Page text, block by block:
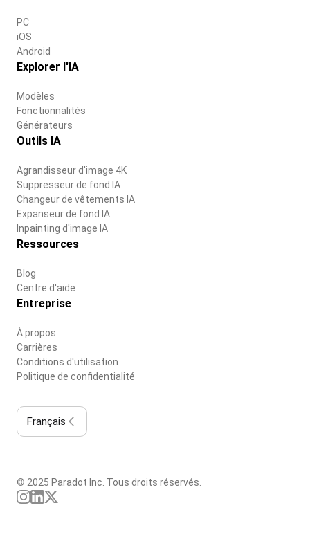
PC
iOS
Android
Explorer l'IA
Modèles
Fonctionnalités
Générateurs
Outils IA
Agrandisseur d'image 4K
Suppresseur de fond IA
Changeur de vêtements IA
Expanseur de fond IA
Inpainting d'image IA
Ressources
Blog
Centre d'aide
Entreprise
À propos
Carrières
Conditions d'utilisation
Politique de confidentialité
Français
© 2025 Paradot Inc. Tous droits réservés.